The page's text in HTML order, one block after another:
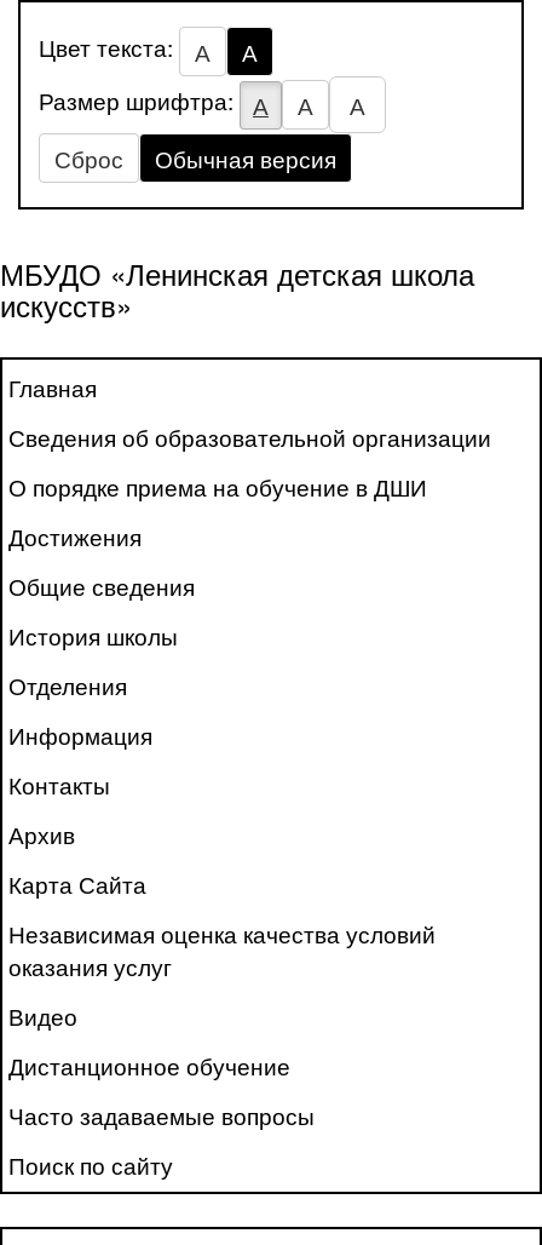
Цвет текста: А
А
Размер шрифтра:
А А
А
Сброс
Обычная версия
МБУДО «Ленинская детская школа
искусств»
Главная
Сведения об образовательной организации
О порядке приема на обучение в ДШИ
Достижения
Общие сведения
История школы
Отделения
Информация
Контакты
Архив
Карта Сайта
Независимая оценка качества условий
оказания услуг
Видео
Дистанционное обучение
Часто задаваемые вопросы
Поиск по сайту